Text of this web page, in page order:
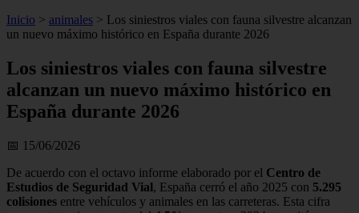
Inicio > animales > Los siniestros viales con fauna silvestre alcanzan
un nuevo máximo histórico en España durante 2026
Los siniestros viales con fauna silvestre
alcanzan un nuevo máximo histórico en
España durante 2026
📅 15/06/2026
De acuerdo con el octavo informe elaborado por el Centro de
Estudios de Seguridad Vial, España cerró el año 2025 con 5.295
colisiones entre vehículos y animales en las carreteras. Esta cifra